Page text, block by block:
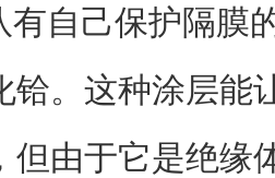
有自己保护隔膜
铪。这种涂层能
但由于它是绝缘